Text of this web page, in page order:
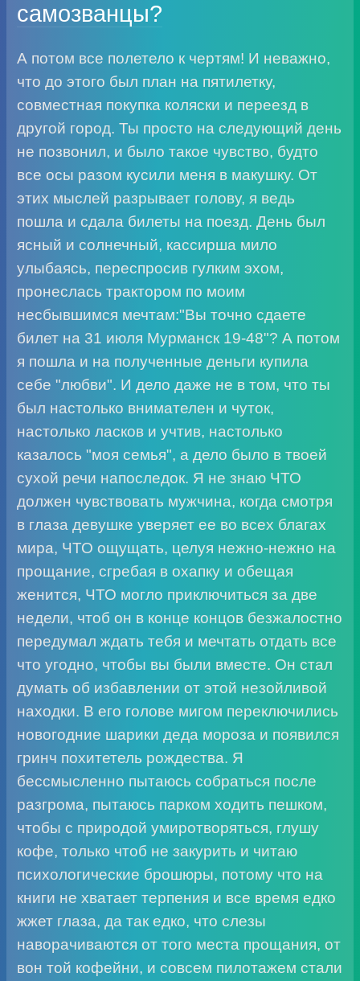
самозванцы?
А потом все полетело к чертям! И неважно,
что до этого был план на пятилетку,
совместная покупка коляски и переезд в
другой город. Ты просто на следующий день
не позвонил, и было такое чувство, будто
все осы разом кусили меня в макушку. От
этих мыслей разрывает голову, я ведь
пошла и сдала билеты на поезд. День был
ясный и солнечный, кассирша мило
улыбаясь, переспросив гулким эхом,
пронеслась трактором по моим
несбывшимся мечтам:"Вы точно сдаете
билет на 31 июля Мурманск 19-48"? А потом
я пошла и на полученные деньги купила
себе "любви". И дело даже не в том, что ты
был настолько внимателен и чуток,
настолько ласков и учтив, настолько
казалось "моя семья", а дело было в твоей
сухой речи напоследок. Я не знаю ЧТО
должен чувствовать мужчина, когда смотря
в глаза девушке уверяет ее во всех благах
мира, ЧТО ощущать, целуя нежно-нежно на
прощание, сгребая в охапку и обещая
женится, ЧТО могло приключиться за две
недели, чтоб он в конце концов безжалостно
передумал ждать тебя и мечтать отдать все
что угодно, чтобы вы были вместе. Он стал
думать об избавлении от этой незойливой
находки. В его голове мигом переключились
новогодние шарики деда мороза и появился
гринч похитетель рождества. Я
бессмысленно пытаюсь собраться после
разгрома, пытаюсь парком ходить пешком,
чтобы с природой умиротворяться, глушу
кофе, только чтоб не закурить и читаю
психологические брошюры, потому что на
книги не хватает терпения и все время едко
жжет глаза, да так едко, что слезы
наворачиваются от того места прощания, от
вон той кофейни, и совсем пилотажем стали